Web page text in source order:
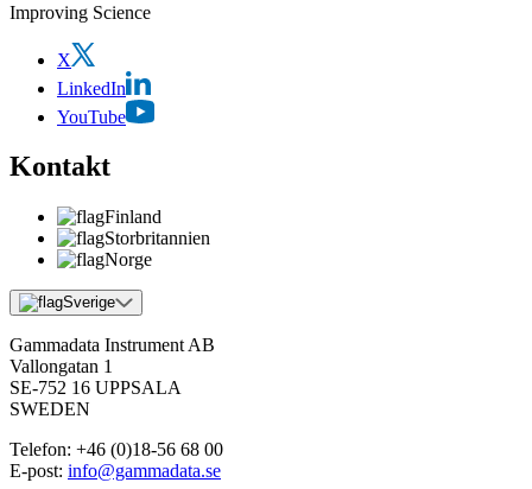
Improving Science
X
LinkedIn
YouTube
Kontakt
Finland
Storbritannien
Norge
Sverige
Gammadata Instrument AB
Vallongatan 1
SE-752 16 UPPSALA
SWEDEN
Telefon: +46 (0)18-56 68 00
E-post: info@gammadata.se